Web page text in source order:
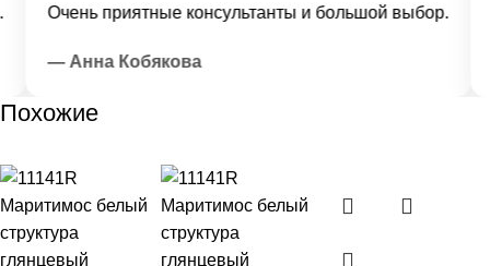
Очень приятные консультанты и большой выбор.
— Анна Кобякова
Похожие